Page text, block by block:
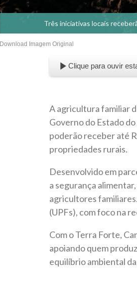
Três iniciativas locais
Download Imagem Original
Clique para ouvir
A agricultura familiar
Governo do Estado
poderão receber até
propriedades rurais.
Desenvolvido em
a segurança
agricultores
(UPFs), com foco na
Com o Terra Forte,
apoiando quem
equilíbrio ambiental